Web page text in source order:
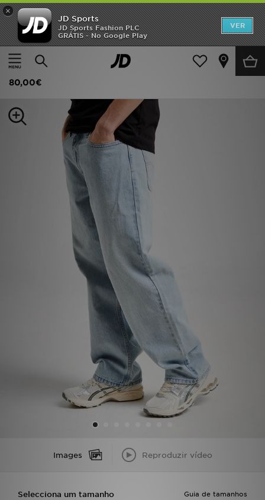
×
JD Sports
JD Sports Fashion PLC
GRÁTIS - No Google Play
VER
Página principal
Homem Roupa de Homem Jeans
LEVI'S 100% Algodão
80,00€
Images Reproduzir vídeo
Guia de tamanhos
Selecciona um tamanho
INÍCIO
Promoções
MULHER
LOCALIZADOR DE LOJAS
ESTADO DO TEU PEDIDO
ATENÇÃO AO CLIENTE